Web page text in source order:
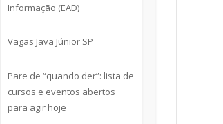
Informação (EAD)
Vagas Java Júnior SP
Pare de “quando der”: lista de
cursos e eventos abertos
para agir hoje